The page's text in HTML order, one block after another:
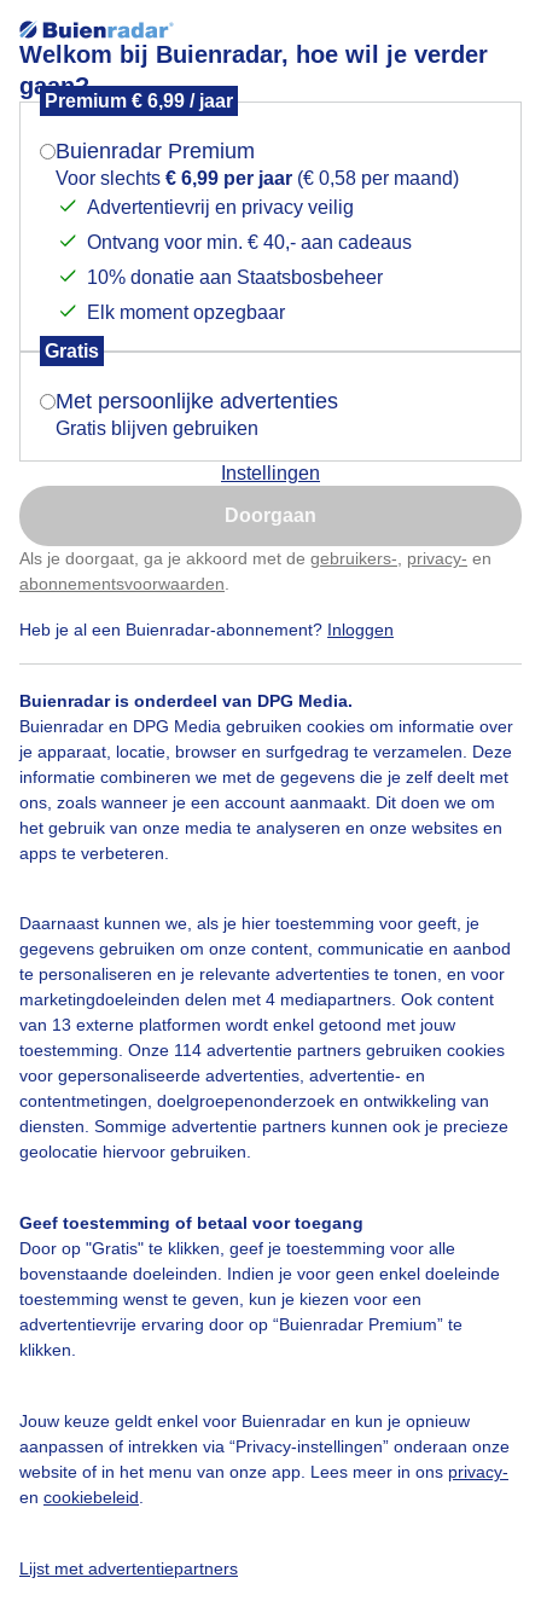
Welkom bij Buienradar, hoe wil je verder
gaan?
Premium € 6,99 / jaar
Buienradar Premium
Voor slechts € 6,99 per jaar (€ 0,58 per maand)
Advertentievrij en privacy veilig
Ontvang voor min. € 40,- aan cadeaus
10% donatie aan Staatsbosbeheer
Elk moment opzegbaar
Gratis
Met persoonlijke advertenties
Gratis blijven gebruiken
Instellingen
Doorgaan
Als je doorgaat, ga je akkoord met de gebruikers- privacy- en
abonnementsvoorwaarden
Heb je al een Buienradar-abonnement? Inloggen
Buienradar is onderdeel van DPG Media.
Buienradar en DPG Media gebruiken cookies om informatie over
je apparaat, locatie, browser en surfgedrag te verzamelen. Deze
informatie combineren we met de gegevens die je zelf deelt met
ons, zoals wanneer je een account aanmaakt. Dit doen we om
het gebruik van onze media te analyseren en onze websites en
apps te verbeteren.
Daarnaast kunnen we, als je hier toestemming voor geeft, je
gegevens gebruiken om onze content, communicatie en aanbod
te personaliseren en je relevante advertenties te tonen, en voor
marketingdoeleinden delen met 4 mediapartners. Ook content
van 13 externe platformen wordt enkel getoond met jouw
toestemming. Onze 114 advertentie partners gebruiken cookies
voor gepersonaliseerde advertenties, advertentie- en
contentmetingen, doelgroepenonderzoek en ontwikkeling van
diensten. Sommige advertentie partners kunnen ook je precieze
geolocatie hiervoor gebruiken.
Geef toestemming of betaal voor toegang
Door op "Gratis" te klikken, geef je toestemming voor alle
bovenstaande doeleinden. Indien je voor geen enkel doeleinde
toestemming wenst te geven, kun je kiezen voor een
advertentievrije ervaring door op “Buienradar Premium” te
klikken.
Jouw keuze geldt enkel voor Buienradar en kun je opnieuw
aanpassen of intrekken via “Privacy-instellingen” onderaan onze
website of in het menu van onze app. Lees meer in ons privacy-
en cookiebeleid
Lijst met advertentiepartners
Rustig weer recht opgaande rookwolk
Door: ria brasser
Bekijk slideshow
Een moment geduld aub...
Over Buienradar
Contact
Toegankelijkheid
Gebruikersvoorwaarden
Buienradar Team
Privacy beleid
Cookie beleid
Gratis weerdata
Mogen we je locatie gebruiken voor het
Indien je hier nog geen akkoord op hebt gegeven,
verschijnt er zo een pop-up uit je browser waarin
Is goed, toon de popup
Nu niet, misschien later
Klik hierom dit aan te passen